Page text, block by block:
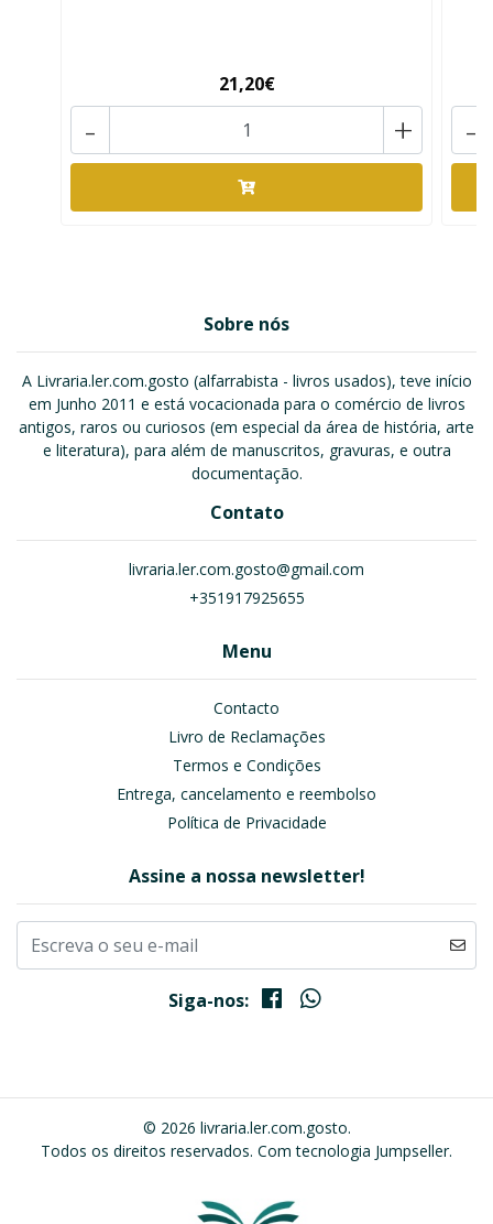
21,20€
+
- -
Sobre nós
A Livraria.ler.com.gosto (alfarrabista - livros usados), teve início
em Junho 2011 e está vocacionada para o comércio de livros
antigos, raros ou curiosos (em especial da área de história, arte
e literatura), para além de manuscritos, gravuras, e outra
documentação.
Contato
livraria.ler.com.gosto@gmail.com
+351917925655
Menu
Contacto
Livro de Reclamações
Termos e Condições
Entrega, cancelamento e reembolso
Política de Privacidade
Assine a nossa newsletter!
Siga-nos:
© 2026 livraria.ler.com.gosto.
Todos os direitos reservados. Com tecnologia Jumpseller.